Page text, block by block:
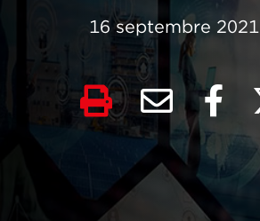
16 septembre 2021